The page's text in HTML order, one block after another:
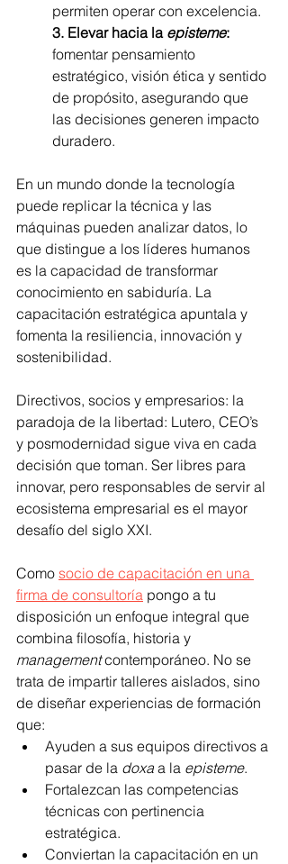
permiten operar con excelencia.
3. Elevar hacia la episteme:
fomentar pensamiento
estratégico, visión ética y sentido
de propósito, asegurando que
las decisiones generen impacto
duradero.
En un mundo donde la tecnología
puede replicar la técnica y las
máquinas pueden analizar datos, lo
que distingue a los líderes humanos
es la capacidad de transformar
conocimiento en sabiduría. La
capacitación estratégica apuntala y
fomenta la resiliencia, innovación y
sostenibilidad.
Directivos, socios y empresarios: la
paradoja de la libertad: Lutero, CEO’s
y posmodernidad sigue viva en cada
decisión que toman. Ser libres para
innovar, pero responsables de servir al
ecosistema empresarial es el mayor
desafío del siglo XXI.
Como socio de capacitación en una
firma de consultoría pongo a tu
disposición un enfoque integral que
combina filosofía, historia y
management contemporáneo. No se
trata de impartir talleres aislados, sino
de diseñar experiencias de formación
que:
Ayuden a sus equipos directivos a
pasar de la doxa a la episteme.
Fortalezcan las competencias
técnicas con pertinencia
estratégica.
Conviertan la capacitación en un